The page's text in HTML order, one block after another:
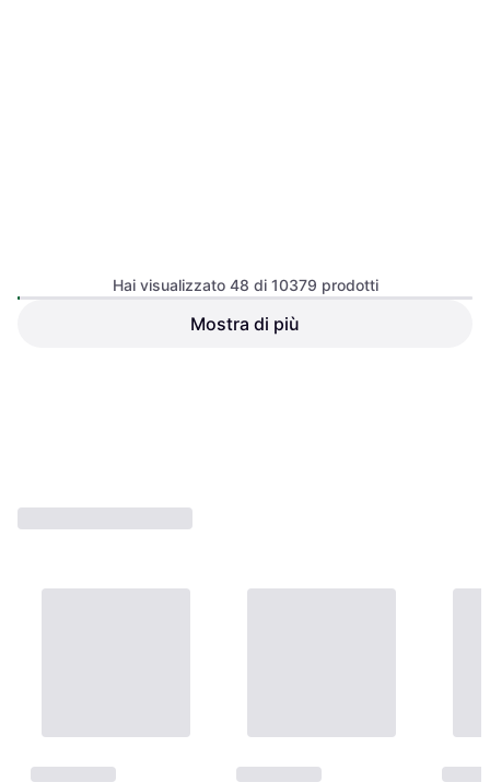
Borsa a tracollaHai visualizzato 48 di 10379 prodotti
Mostra di più